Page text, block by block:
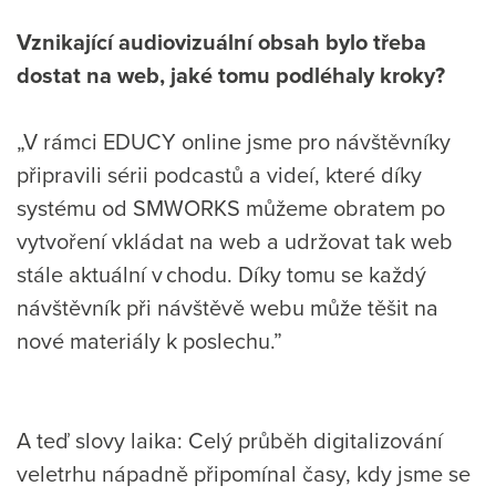
Vznikající audiovizuální obsah bylo třeba
dostat na web, jaké tomu podléhaly kroky?
„V rámci EDUCY online jsme pro návštěvníky
připravili sérii podcastů a videí, které díky
systému od SMWORKS můžeme obratem po
vytvoření vkládat na web a udržovat tak web
stále aktuální v chodu. Díky tomu se každý
návštěvník při návštěvě webu může těšit na
nové materiály k poslechu.”
A teď slovy laika: Celý průběh digitalizování
veletrhu nápadně připomínal časy, kdy jsme se